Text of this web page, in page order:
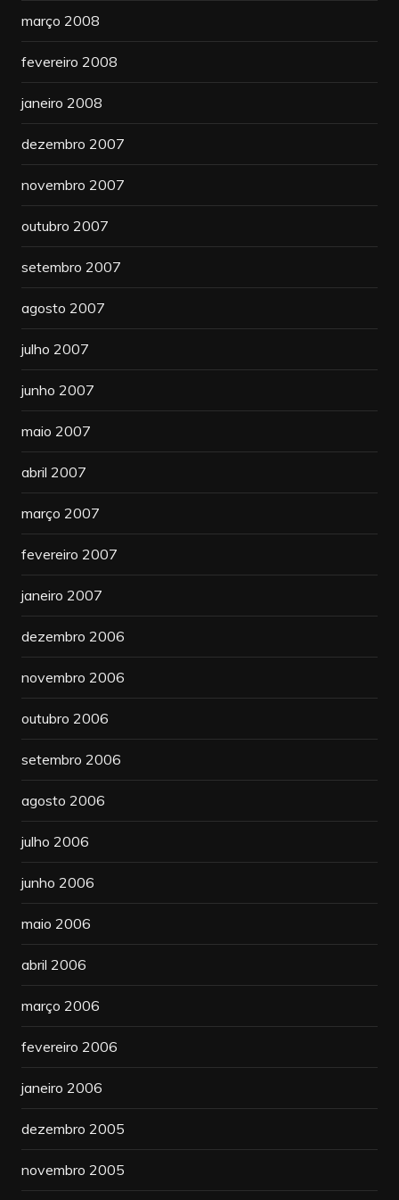
março 2008
fevereiro 2008
janeiro 2008
dezembro 2007
novembro 2007
outubro 2007
setembro 2007
agosto 2007
julho 2007
junho 2007
maio 2007
abril 2007
março 2007
fevereiro 2007
janeiro 2007
dezembro 2006
novembro 2006
outubro 2006
setembro 2006
agosto 2006
julho 2006
junho 2006
maio 2006
abril 2006
março 2006
fevereiro 2006
janeiro 2006
dezembro 2005
novembro 2005